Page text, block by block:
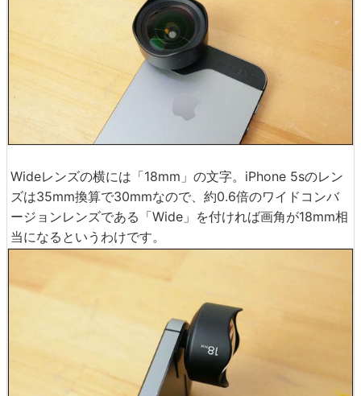
Wideレンズの横には「18mm」の文字。iPhone 5sのレン
ズは35mm換算で30mmなので、約0.6倍のワイドコンバ
ージョンレンズである「Wide」を付ければ画角が18mm相
当になるというわけです。